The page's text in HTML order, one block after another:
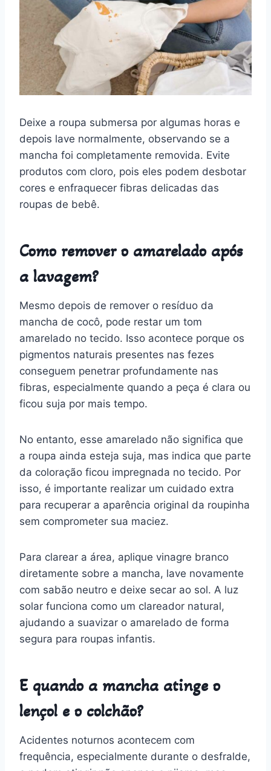
Deixe a roupa submersa por algumas horas e
depois lave normalmente, observando se a
mancha foi completamente removida. Evite
produtos com cloro, pois eles podem desbotar
cores e enfraquecer fibras delicadas das
roupas de bebê.
Como remover o amarelado após
a lavagem?
Mesmo depois de remover o resíduo da
mancha de cocô, pode restar um tom
amarelado no tecido. Isso acontece porque os
pigmentos naturais presentes nas fezes
conseguem penetrar profundamente nas
fibras, especialmente quando a peça é clara ou
ficou suja por mais tempo.
No entanto, esse amarelado não significa que
a roupa ainda esteja suja, mas indica que parte
da coloração ficou impregnada no tecido. Por
isso, é importante realizar um cuidado extra
para recuperar a aparência original da roupinha
sem comprometer sua maciez.
Para clarear a área, aplique vinagre branco
diretamente sobre a mancha, lave novamente
com sabão neutro e deixe secar ao sol. A luz
solar funciona como um clareador natural,
ajudando a suavizar o amarelado de forma
segura para roupas infantis.
E quando a mancha atinge o
lençol e o colchão?
Acidentes noturnos acontecem com
frequência, especialmente durante o desfralde,